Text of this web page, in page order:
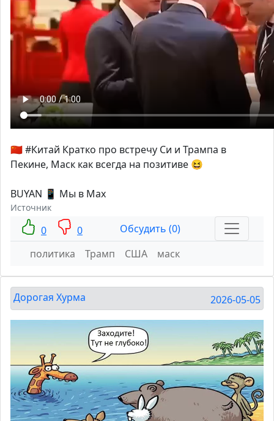
🇨🇳 #Китай Кратко про встречу Си и Трампа в
Пекине, Маск как всегда на позитиве 😆
BUYAN 📱 Мы в Max
Источник
0 0
Обсудить (0)
политика
Трамп США маск
Дорогая Хурма 2026-05-05